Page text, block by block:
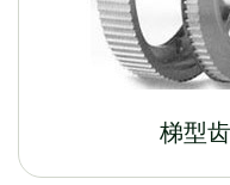
梯型